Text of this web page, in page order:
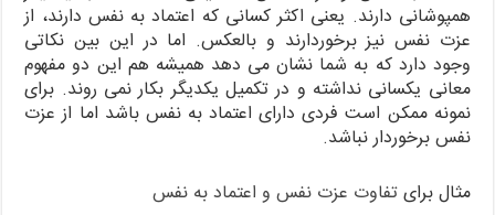
همپوشانی دارند. یعنی اکثر کسانی که اعتماد به نفس دارند، از
عزت نفس نیز برخوردارند و بالعکس. اما در این بین نکاتی
وجود دارد که به شما نشان می دهد همیشه هم این دو مفهوم
معانی یکسانی نداشته و در تکمیل یکدیگر بکار نمی روند. برای
نمونه ممکن است فردی دارای اعتماد به نفس باشد اما از عزت
نفس برخوردار نباشد.
مثال برایتفاوت عزت نفس و اعتماد به نفس